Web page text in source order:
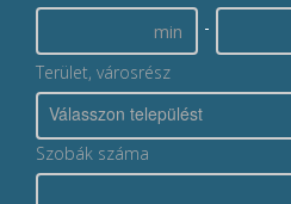
-
Terület, városrész
Válasszon települést
Szobák száma